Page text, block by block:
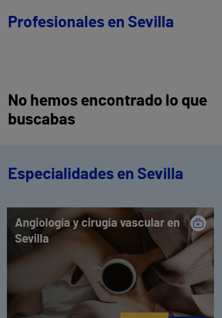
Profesionales en Sevilla
No hemos encontrado lo que
buscabas
Especialidades en Sevilla
Angiología y cirugía vascular en
Sevilla